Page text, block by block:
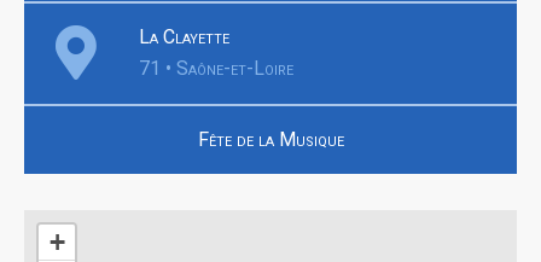
La Clayette
71 • Saône-et-Loire
Fête de la Musique
+